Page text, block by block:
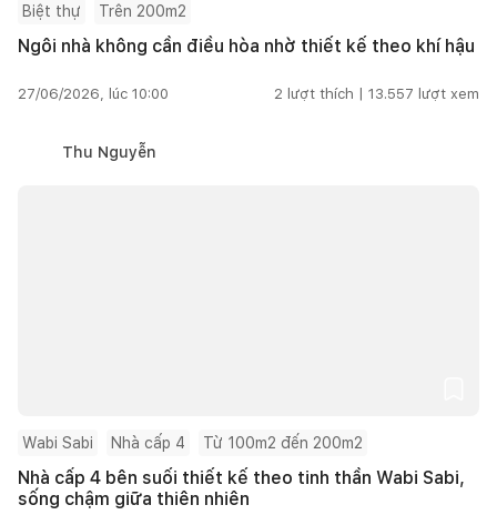
Biệt thự Trên 200m2
Ngôi nhà không cần điều hòa nhờ thiết kế theo khí hậu
27/06/2026, lúc 10:00 2 lượt thích | 13.557 lượt xem
Thu Nguyễn
Wabi Sabi Nhà cấp 4 Từ 100m2 đến 200m2
Nhà cấp 4 bên suối thiết kế theo tinh thần Wabi Sabi,
sống chậm giữa thiên nhiên